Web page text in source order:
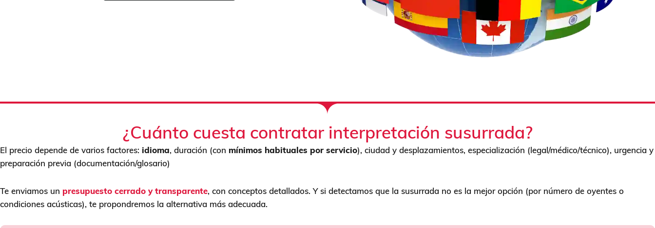
¿Cuánto cuesta contratar interpretación susurrada?
El precio depende de varios factores: idioma, duración (con mínimos habituales por servicio), ciudad y desplazamientos, especialización (legal/médico/técnico), urgencia y
preparación previa (documentación/glosario)
Te enviamos un presupuesto cerrado y transparente, con conceptos detallados. Y si detectamos que la susurrada no es la mejor opción (por número de oyentes o
condiciones acústicas), te propondremos la alternativa más adecuada.